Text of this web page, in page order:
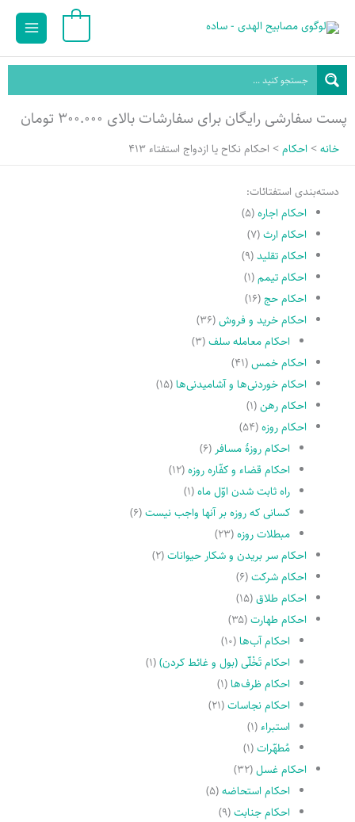
محتوا
Main
پست سفارشی رایگان برای سفارشات بالای ۳۰۰.۰۰۰ تومان
خانه احکام احكام نكاح يا ازدواج استفتاء 413
دسته‌بندی استفتائات:
احکام اجاره(۵)
احکام ارث(۷)
احکام تقلید(۹)
احکام تیمم(۱)
احکام حج(۱۶)
احکام خرید و فروش(۳۶)
احکام معامله سلف(۳)
احکام خمس(۴۱)
احکام خوردنی‌ها و آشامیدنی‌ها(۱۵)
احکام رهن(۱)
احکام روزه(۵۴)
احکام روزۀ مسافر (۶)
احکام قضاء و کفّاره روزه(۱۲)
راه ثابت شدن اوّل ماه(۱)
کسانى که روزه بر آنها واجب نیست(۶)
مبطلات روزه(۲۳)
احکام سر بریدن و شکار حیوانات(۲)
احکام شرکت(۶)
احکام طلاق(۱۵)
احکام طهارت(۳۵)
احکام آب‌ها(۱۰)
احکام تَخْلّى (بول و غائط کردن)(۱)
احکام ظرف‌ها(۱)
احکام نجاسات(۲۱)
استبراء(۱)
مُطهّرات(۱)
احکام غسل(۳۲)
احکام استحاضه(۵)
احکام جنابت(۹)